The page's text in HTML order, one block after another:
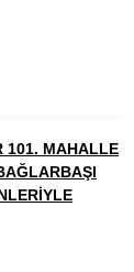
101. MAHALLE